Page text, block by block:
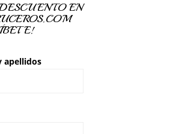
EN
apellidos